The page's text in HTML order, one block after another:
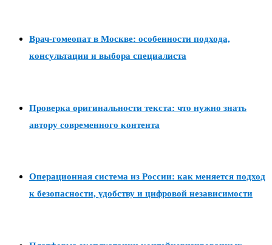
Врач-гомеопат в Москве: особенности подхода,
консультации и выбора специалиста
Проверка оригинальности текста: что нужно знать
автору современного контента
Операционная система из России: как меняется подход
к безопасности, удобству и цифровой независимости